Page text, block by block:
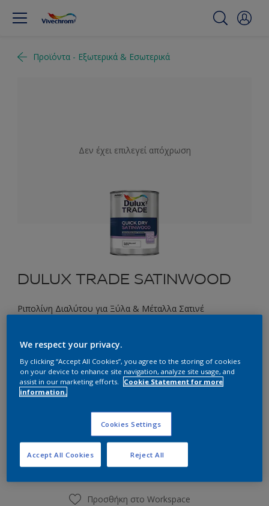
Προϊόντα - Εξωτερικά & Εσωτερικά
Δεν έχει επιλεγεί απόχρωση
DULUX TRADE SATINWOOD
Ριπολίνη Διαλύτου για Ξύλα & Μέταλλα Σατινέ
Επιλέξτε μια απόχρωση
Συσκευασία
Ποσότητα Υπολογισμός χρώματος
Υπολογισμός
Προσθήκη στο Workspace
We respect your privacy.
By clicking “Accept All Cookies”, you agree to the storing of cookies
on your device to enhance site navigation, analyze site usage, and
assist in our marketing efforts.
Cookie Statement for more
information.
Cookies Settings
Reject All
Accept All Cookies